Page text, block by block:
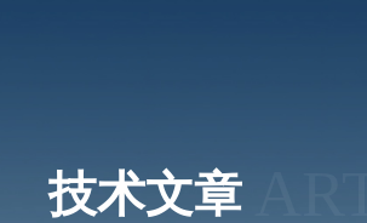
技术文章